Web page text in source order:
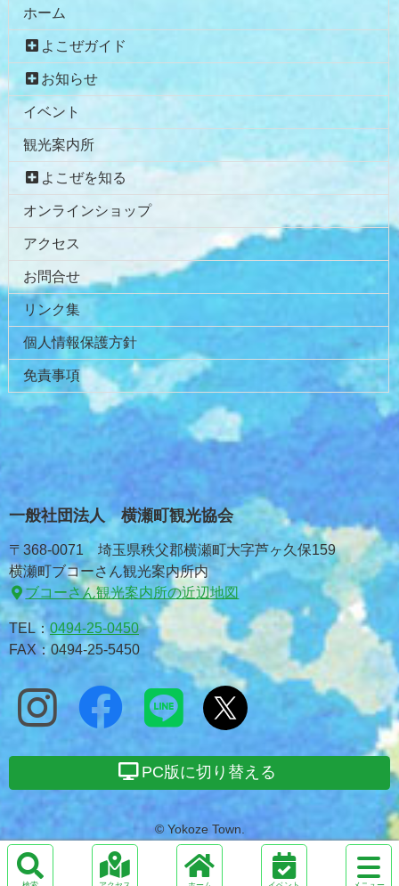
ン
文
戻
の
へ
ホーム
よこぜガイド
お知らせ
イベント
観光案内所
よこぜを知る
オンラインショップ
アクセス
お問合せ
リンク集
個人情報保護方針
免責事項
一般社団法人 横瀬町観光協会
〒368-0071 埼玉県秩父郡横瀬町大字芦ヶ久保159
横瀬町ブコーさん観光案内所内
ブコーさん観光案内所の近辺地図
TEL：0494-25-0450
FAX：0494-25-5450
PC版に切り替える
© Yokoze Town.
サ
イ